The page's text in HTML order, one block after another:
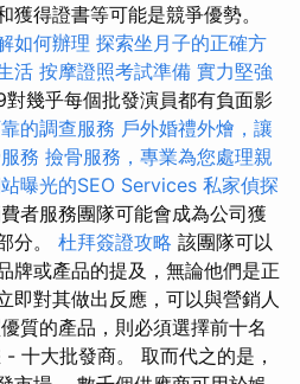
得證書等可能是競爭優勢。
如何辦理 探索坐月子的正確方
活 按摩證照考試準備 實力堅強
幾乎每個批發演員都有負面影
的調查服務 戶外婚禮外燴，讓
務 撿骨服務，專業為您處理親
曝光的SEO Services 私家偵探
者服務團隊可能會成為公司獲
分。 杜拜簽證攻略 該團隊可以
牌或產品的提及，無論他們是正
即對其做出反應，可以與營銷人
質的產品，則必須選擇前十名
十大批發商。 取而代之的是，